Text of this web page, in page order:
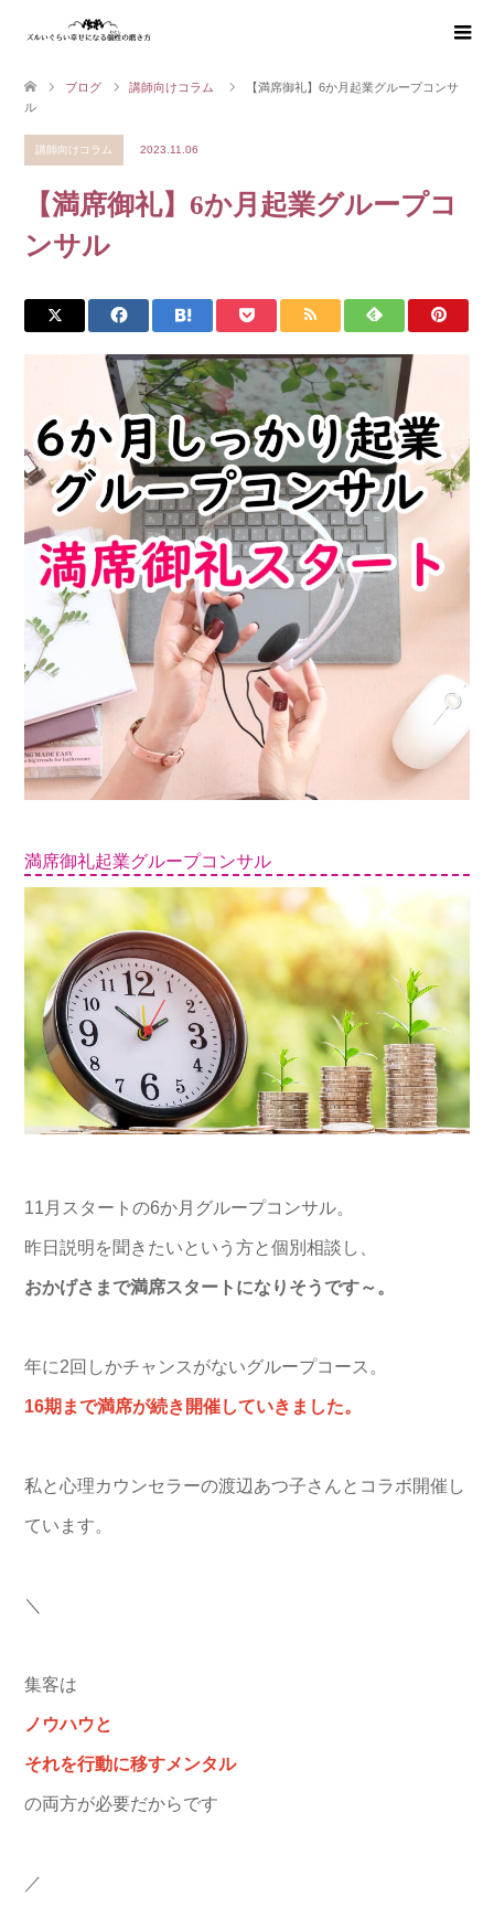
ブログ 講師向けコラム
【満席御礼】6か月起業グループコンサ
ル
講師向けコラム 2023.11.06
【満席御礼】6か月起業グループコ
ンサル
満席御礼起業グループコンサル
11月スタートの6か月グループコンサル。
昨日説明を聞きたいという方と個別相談し、
おかげさまで満席スタートになりそうです～。
年に2回しかチャンスがないグループコース。
16期まで満席が続き開催していきました。
私と心理カウンセラーの渡辺あつ子さんとコラボ開催し
ています。
＼
集客は
ノウハウと
それを行動に移すメンタル
の両方が必要だからです
／